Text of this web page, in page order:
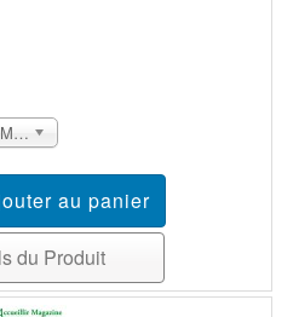
France métropolitaine et DOM Sans surcoût
du Produit